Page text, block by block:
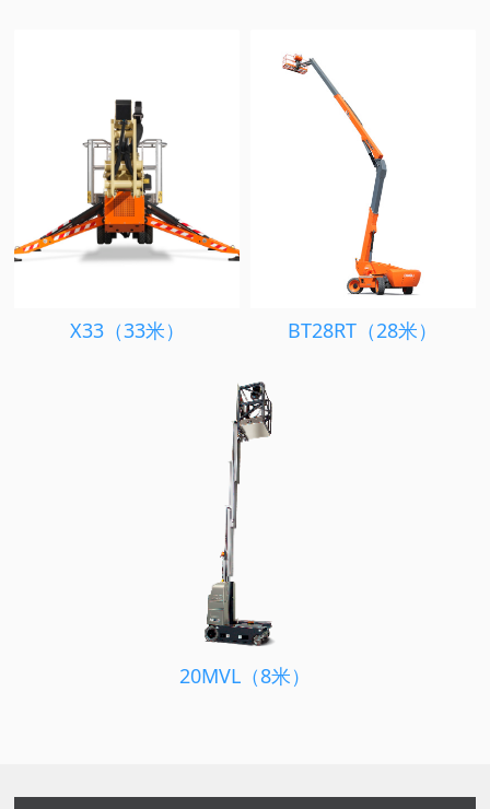
X33（33米） BT28RT（28米）
20MVL（8米）